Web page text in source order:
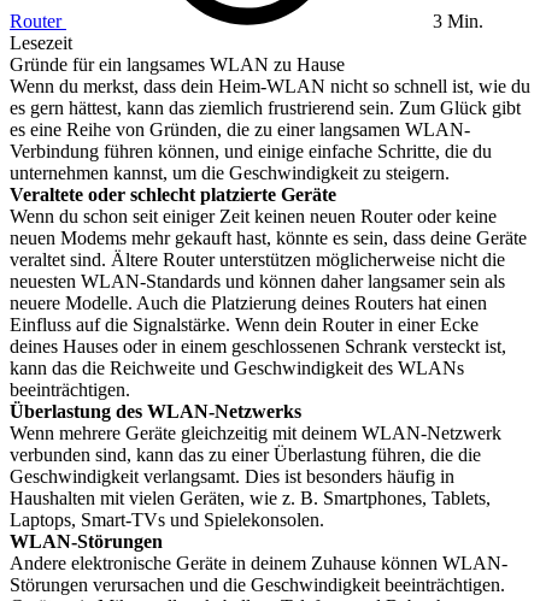
Router
3 Min.
Lesezeit
Gründe für ein langsames WLAN zu Hause
Wenn du merkst, dass dein Heim-WLAN nicht so schnell ist, wie du
es gern hättest, kann das ziemlich frustrierend sein. Zum Glück gibt
es eine Reihe von Gründen, die zu einer langsamen WLAN-
Verbindung führen können, und einige einfache Schritte, die du
unternehmen kannst, um die Geschwindigkeit zu steigern.
Veraltete oder schlecht platzierte Geräte
Wenn du schon seit einiger Zeit keinen neuen Router oder keine
neuen Modems mehr gekauft hast, könnte es sein, dass deine Geräte
veraltet sind. Ältere Router unterstützen möglicherweise nicht die
neuesten WLAN-Standards und können daher langsamer sein als
neuere Modelle. Auch die Platzierung deines Routers hat einen
Einfluss auf die Signalstärke. Wenn dein Router in einer Ecke
deines Hauses oder in einem geschlossenen Schrank versteckt ist,
kann das die Reichweite und Geschwindigkeit des WLANs
beeinträchtigen.
Überlastung des WLAN-Netzwerks
Wenn mehrere Geräte gleichzeitig mit deinem WLAN-Netzwerk
verbunden sind, kann das zu einer Überlastung führen, die die
Geschwindigkeit verlangsamt. Dies ist besonders häufig in
Haushalten mit vielen Geräten, wie z. B. Smartphones, Tablets,
Laptops, Smart-TVs und Spielekonsolen.
WLAN-Störungen
Andere elektronische Geräte in deinem Zuhause können WLAN-
Störungen verursachen und die Geschwindigkeit beeinträchtigen.